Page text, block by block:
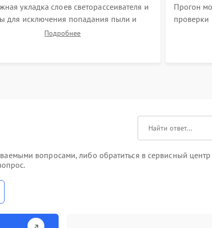
укладка слоев светорассеивателя и
для исключения попадания пыли и
засветов. Надежное подключение
Подробнее
Прогон
проверки
вопросами, либо обратиться в сервисный